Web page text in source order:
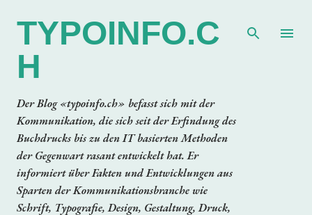
TYPOINFO.C
H
Der Blog «typoinfo.ch» befasst sich mit der
Kommunikation, die sich seit der Erfindung des
Buchdrucks bis zu den IT basierten Methoden
der Gegenwart rasant entwickelt hat. Er
informiert über Fakten und Entwicklungen aus
Sparten der Kommunikationsbranche wie
Schrift, Typografie, Design, Gestaltung, Druck,